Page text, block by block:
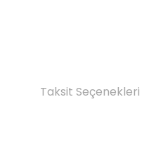
Taksit Seçenekleri